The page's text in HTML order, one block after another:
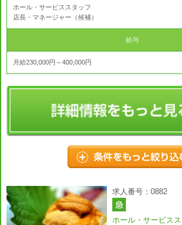
ホール・サービススタッフ
店長・マネージャー（候補）
給与
月給230,000円～400,000円
求人番号：0882
ホール・サービス